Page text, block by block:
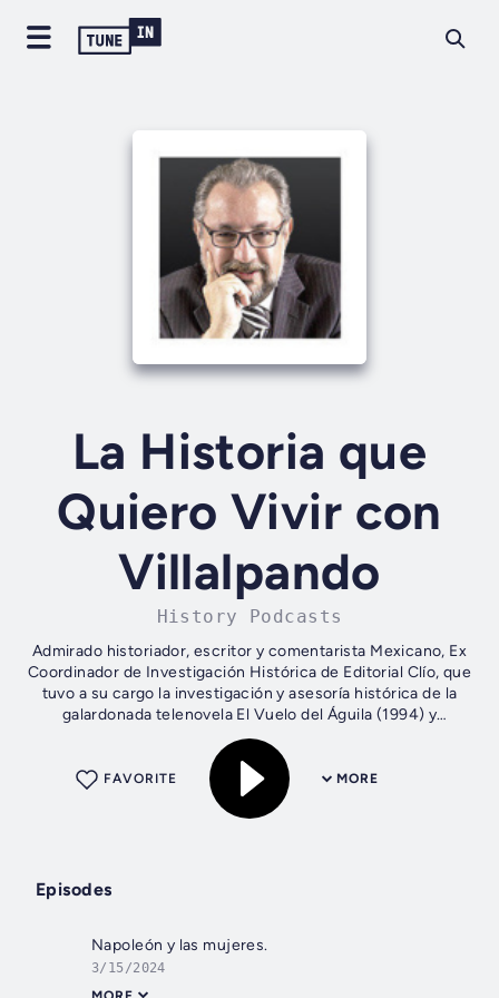
La Historia que
Quiero Vivir con
Villalpando
History Podcasts
Admirado historiador, escritor y comentarista Mexicano, Ex
Coordinador de Investigación Histórica de Editorial Clío, que
tuvo a su cargo la investigación y asesoría histórica de la
galardonada telenovela El Vuelo del Águila (1994) y
guionista de La...
MORE
FAVORITE
Episodes
Napoleón y las mujeres.
3/15/2024